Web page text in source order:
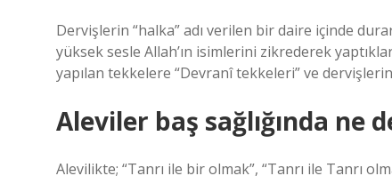
Dervişlerin “halka” adı verilen bir daire içinde
yüksek sesle Allah’ın isimlerini zikrederek
yapılan tekkelere “Devranî tekkeleri” ve
Aleviler baş sağlığında ne
Alevilikte; “Tanrı ile bir olmak”, “Tanrı ile Tanrı